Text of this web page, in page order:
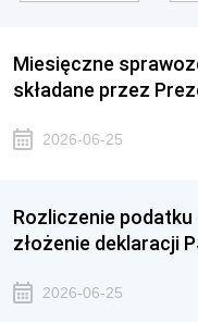
Miesięczne
składane przez
2026-06-25
Rozliczenie
złożenie deklaracji
2026-06-25